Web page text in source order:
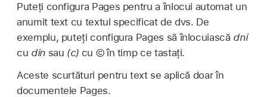
Puteți configura Pages pentru a înlocui automat un
anumit text cu textul specificat de dvs. De
exemplu, puteți configura Pages să înlocuiască dni
cu dinsau (c) cu © în timp ce tastați.
Aceste scurtături pentru text se aplică doar în
documentele Pages.